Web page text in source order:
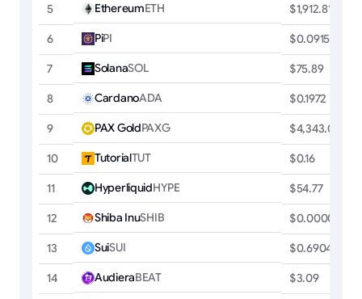
5 EthereumETH $1,912.81
6 PiPI $0.0915
7 SolanaSOL $75.89
8 CardanoADA $0.1972
9 PAX GoldPAXG $4,343.06
10 TutorialTUT $0.16
11 HyperliquidHYPE $54.77
12 Shiba InuSHIB $0.00000461
13 SuiSUI $0.6904
14 AudieraBEAT $3.09